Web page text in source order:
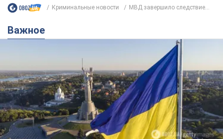
Криминальные новости МВД завершило следствие...
Важное